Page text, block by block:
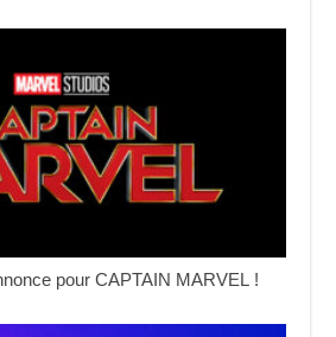
pour CAPTAIN MARVEL !